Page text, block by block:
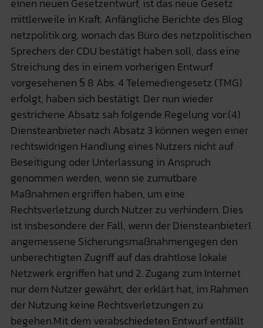
mittlerweile in Kraft. Anfängliche Berichte des Blog
netzpolitik.org, wonach das Büro des netzpolitischen
Sprechers der CDU bestätigt haben soll, dass eine
Streichung des in einem vorherigen Entwurf
vorgesehenen § 8 Abs. 4 Telemediengesetz (TMG)
erfolgt, haben sich bestätigt. Der nun wieder
gestrichene Absatz sah folgende Regelung vor:(4)
Diensteanbieter nach Absatz 3 können wegen einer
rechtswidrigen Handlung eines Nutzers nicht auf
Beseitigung oder Unterlassung in Anspruch
genommen werden, wenn sie zumutbare
Maßnahmen ergriffen haben, um eine
Rechtsverletzung durch Nutzer zu verhindern. Dies
ist insbesondere der Fall, wenn der Diensteanbieter1.
angemessene Sicherungsmaßnahmengegen den
unberechtigten Zugriff auf das drahtlose lokale
Netzwerk ergriffen hat und 2. Zugang zum Internet
nur dem Nutzer gewährt, der erklärt hat, im Rahmen
der Nutzung keine Rechtsverletzungen zu
begehen.Mit dem verabschiedeten Entwurf entfällt